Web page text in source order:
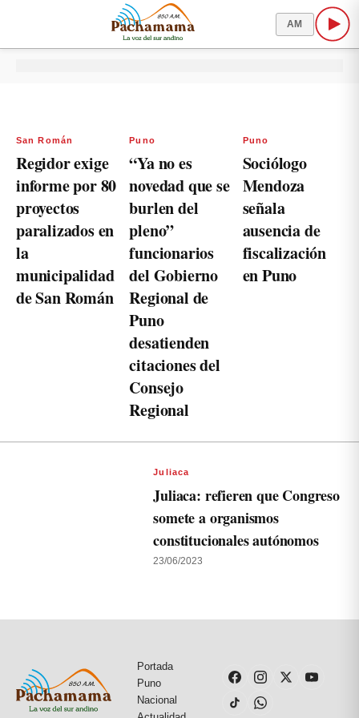
AM
San Román
Regidor exige
informe por 80
proyectos
paralizados en
la
municipalidad
de San Román
Puno
“Ya no es
novedad que se
burlen del
pleno”
funcionarios
del Gobierno
Regional de
Puno
desatienden
citaciones del
Consejo
Regional
Puno
Sociólogo
Mendoza
señala
ausencia de
fiscalización
en Puno
Juliaca
Juliaca: refieren que Congreso
somete a organismos
constitucionales autónomos
23/06/2023
Portada
Puno
Nacional